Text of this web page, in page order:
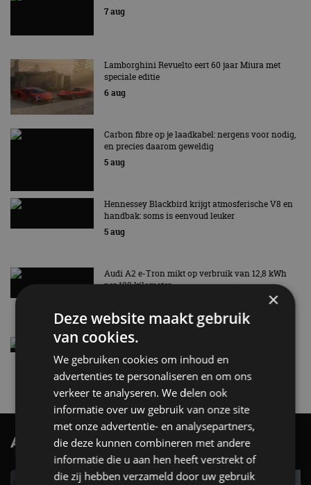
7 aug
Lamborghini Revuelto eert 60 jaar Miura met
speciale editie
6 aug
Carbon fibre op je laadkabel: nergens voor nodig,
en precies daarom geweldig
5 aug
Hennessey Blackbird krijgt atmosferische V8 en
handbak: soms is eenvoud leuker
5 aug
Audi A2 e-Tron mikt op verbruik van 12,8 kWh
per 100 kilometer
Elektrische Geely E2 (tijdelijk) net zo goedkoop
als een Renault Twingo
4 aug
AutoRAI.nl TV SUBSCRIBE
×
Deze website maakt gebruik
van cookies.
We gebruiken cookies om inhoud en
advertenties te personaliseren en om ons
verkeer te analyseren. We delen ook
informatie over uw gebruik van onze site
met onze advertentie- en analysepartners,
die deze kunnen combineren met andere
informatie die u aan hen heeft verstrekt of
die zij hebben verzameld door uw gebruik